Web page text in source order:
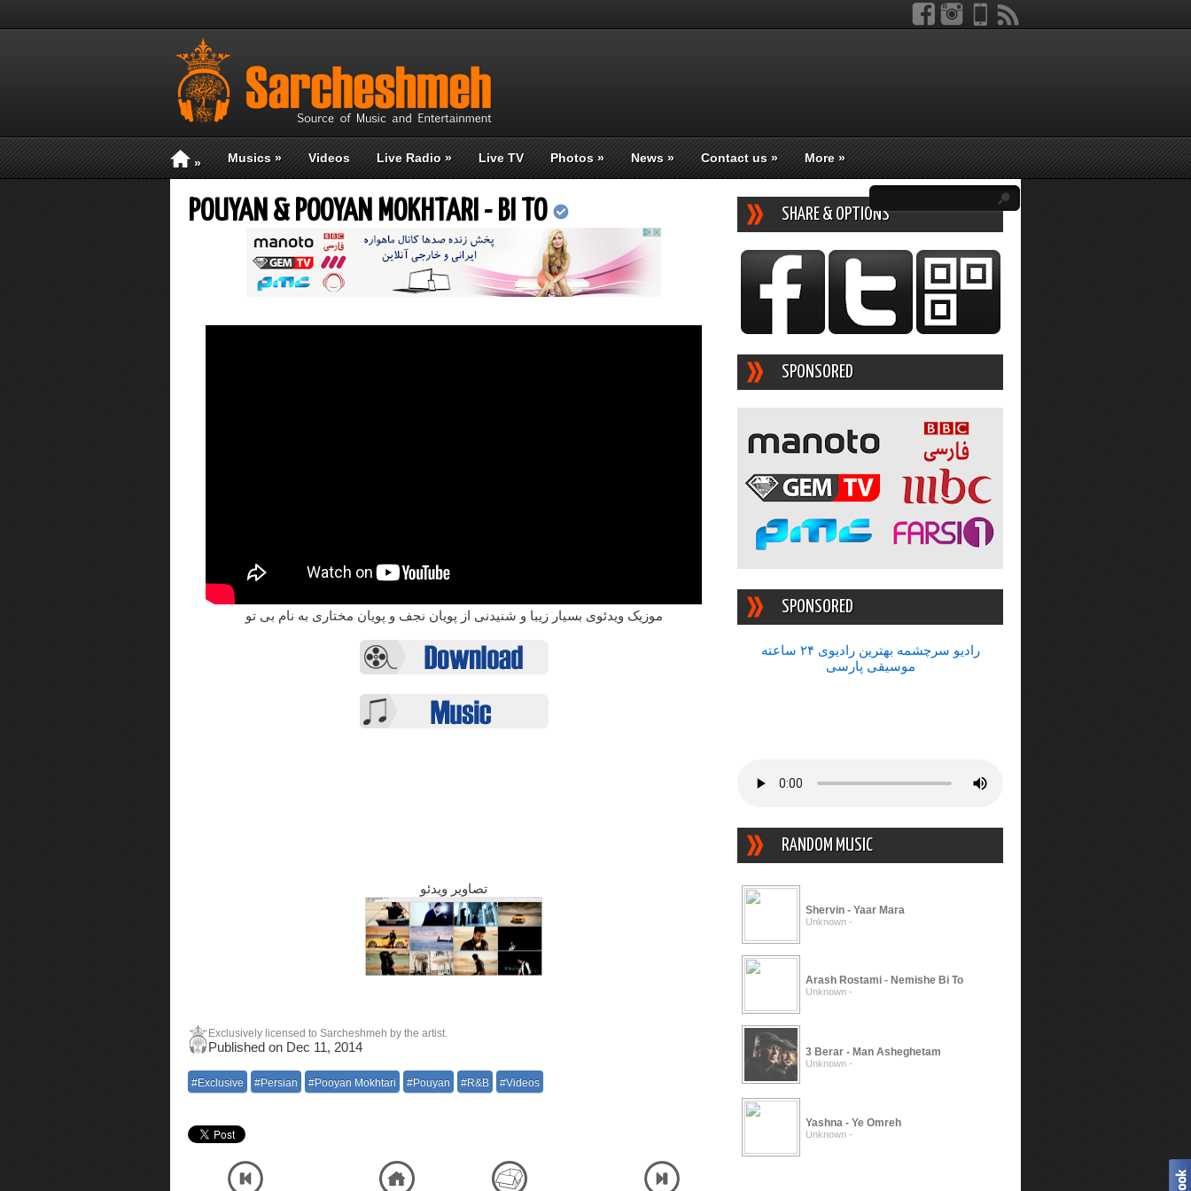
» Musics» Videos Live Radio» Live TV Photos» News» Contact us» More»
POUYAN & POOYAN MOKHTARI - BI TO
موزیک ویدئوی بسیار زیبا و شنیدنی از پویان نجف و پویان مختاری به نام بی تو
تصاویر ویدئو
Exclusively licensed to Sarcheshmeh by the artist.
Published on Dec 11, 2014
#Exclusive #Persian #Pooyan Mokhtari #Pouyan #R&B #Videos
SHARE & OPTIONS
SPONSORED
SPONSORED
رادیو سرچشمه بهترین رادیوی ۲۴ ساعته
موسیقی پارسی
RANDOM MUSIC
Shervin - Yaar Mara
Unknown -
Arash Rostami - Nemishe Bi To
Unknown -
3 Berar - Man Asheghetam
Unknown -
Yashna - Ye Omreh
Unknown -